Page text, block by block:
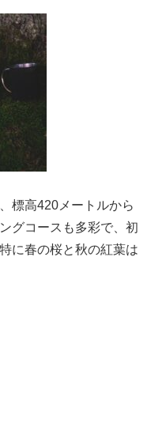
標高420メートルから
グコースも多彩で、初
に春の桜と秋の紅葉は